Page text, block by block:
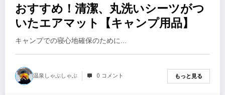
おすすめ！清潔、丸洗いシーツがつ
いたエアマット【キャンプ用品】
キャンプでの寝心地確保のために…
温泉しゃぶしゃぶ 0 コメント もっと見る